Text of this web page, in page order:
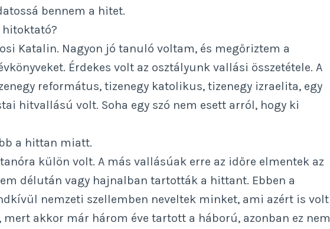
bennem a hitet.
hitoktató?
Katalin. Nagyon jó tanuló voltam, és megőriztem a
Érdekes volt az osztályunk vallási összetétele. A
református, tizenegy katolikus, tizenegy izraelita, egy
hitvallású volt. Soha egy szó nem esett arról, hogy ki
a hittan miatt.
külön volt. A más vallásúak erre az időre elmentek az
délután vagy hajnalban tartották a hittant. Ebben a
nemzeti szellemben neveltek minket, ami azért is volt
mert akkor már három éve tartott a háború, azonban ez nem